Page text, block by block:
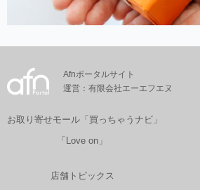
Afnポータルサイト
運営：有限会社エーエフエヌ
お取り寄せモール「買っちゃうナビ」
「Love on」
店舗トピックス